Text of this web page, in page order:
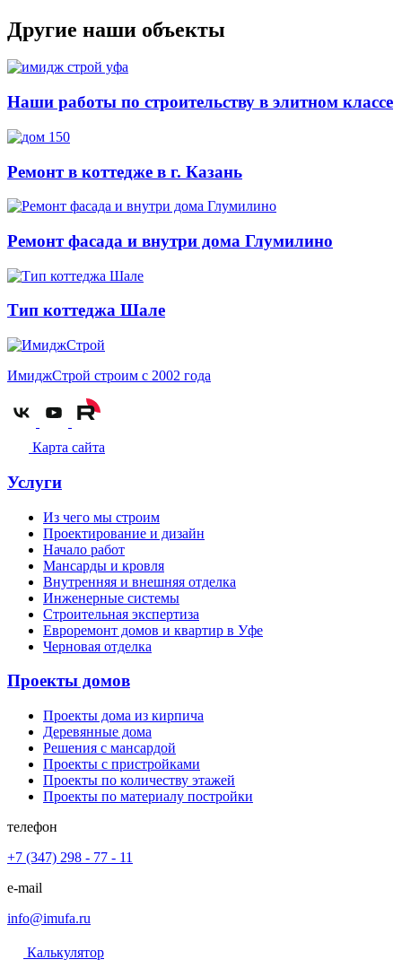
Другие наши объекты
Наши работы по строительству в элитном классе
Ремонт в коттедже в г. Казань
Ремонт фасада и внутри дома Глумилино
Тип коттеджа Шале
ИмиджСтрой строим с 2002 года
Карта сайта
Услуги
Из чего мы строим
Проектирование и дизайн
Начало работ
Мансарды и кровля
Внутренняя и внешняя отделка
Инженерные системы
Строительная экспертиза
Евроремонт домов и квартир в Уфе
Черновая отделка
Проекты домов
Проекты дома из кирпича
Деревянные дома
Решения с мансардой
Проекты с пристройками
Проекты по количеству этажей
Проекты по материалу постройки
телефон
+7 (347) 298 - 77 - 11
e-mail
info@imufa.ru
Калькулятор